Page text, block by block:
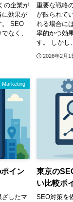
の企業が
に効果が
。 SEO
なく、
重要な戦略
が限られて
れる場合に
率的かつ効
す。 しかし
2026年2月1
Marketing
イン
したマ
東京の
い比較ポ
SEO対策を